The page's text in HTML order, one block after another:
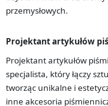
przemysłowych.
Projektant artykułów
Projektant artykułów
specjalista, który łączy
tworząc unikalne i
inne akcesoria